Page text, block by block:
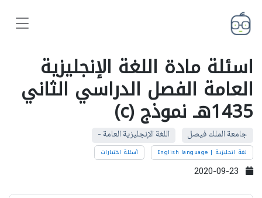
اسئلة مادة اللغة الإنجليزية
العامة الفصل الدراسي الثاني
1435هـ نموذج (c)
جامعة الملك فيصل اللغة الإنجليزية العامة -
لغة انجليزية | English language أسئلة اختبارات